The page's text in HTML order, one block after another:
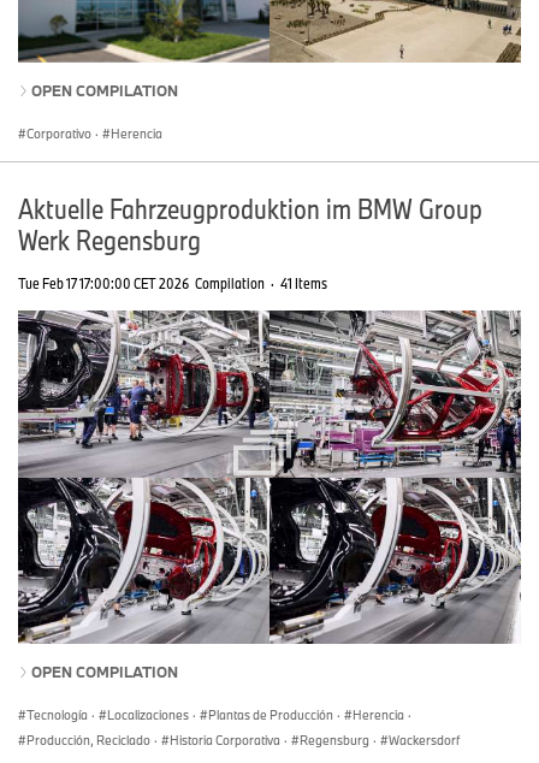
OPEN COMPILATION
Corporativo · Herencia
Aktuelle Fahrzeugproduktion im BMW Group
Werk Regensburg
Tue Feb 17 17:00:00 CET 2026 Compilation · 41 Items
OPEN COMPILATION
Tecnología · Localizaciones · Plantas de Producción · Herencia ·
Producción, Reciclado · Historia Corporativa · Regensburg · Wackersdorf